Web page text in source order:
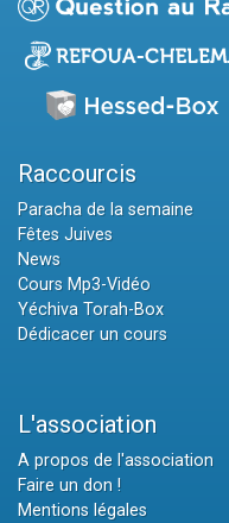
Raccourcis
Paracha de la semaine
Fêtes Juives
News
Cours Mp3-Vidéo
Yéchiva Torah-Box
Dédicacer un cours
L'association
A propos de l'association
Faire un don !
Mentions légales